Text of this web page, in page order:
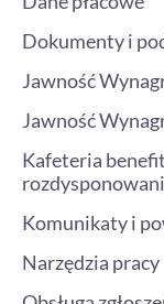
Dokumenty i
Jawność
Jawność
Kafeteria
Komunikaty i
Narzędzia pracy